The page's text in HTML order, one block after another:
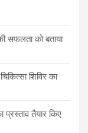
सफलता को बताया
शिविर का
प्रस्ताव तैयार किए